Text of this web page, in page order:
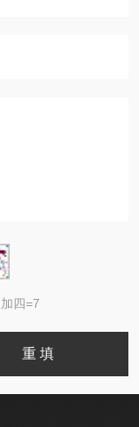
四=7